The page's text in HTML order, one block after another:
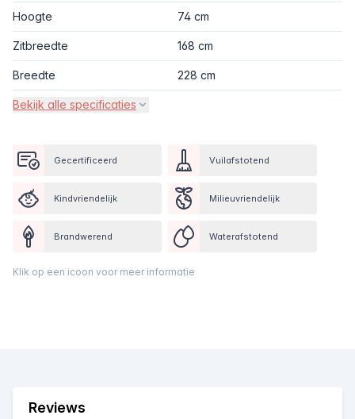
Hoogte 74 cm
Zitbreedte 168 cm
Breedte 228 cm
Bekijk alle specificaties
Gecertificeerd Vuilafstotend
Kindvriendelijk Milieuvriendelijk
Brandwerend Waterafstotend
Klik op een icoon voor meer informatie
Reviews